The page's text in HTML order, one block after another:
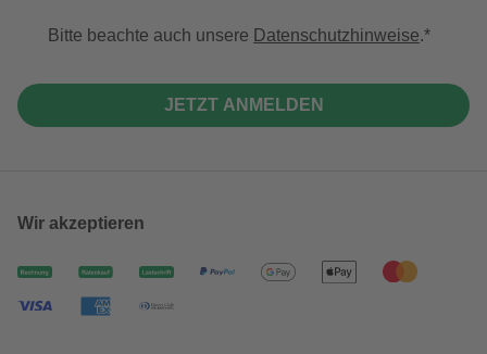
Bitte beachte auch unsere Datenschutzhinweise.
JETZT ANMELDEN
Wir akzeptieren